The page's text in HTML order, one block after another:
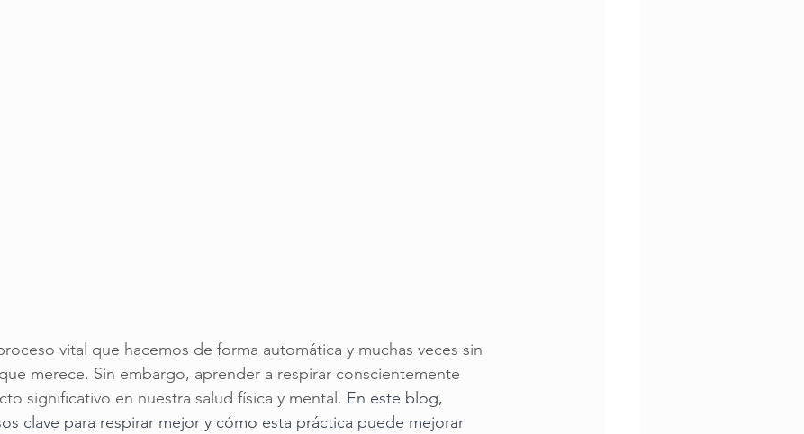
vital que hacemos de forma automática y muchas veces sin
merece. Sin embargo, aprender a respirar conscientemente
significativo en nuestra salud física y mental. En este blog,
clave para respirar mejor y cómo esta práctica puede mejorar